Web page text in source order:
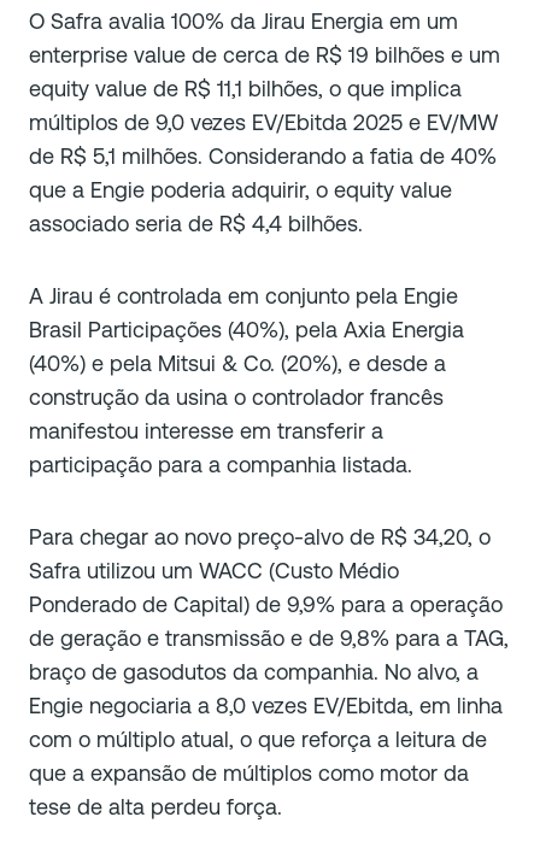
O Safra avalia 100% da Jirau Energia em um
enterprise value de cerca de R$ 19 bilhões e um
equity value de R$ 11,1 bilhões, o que implica
múltiplos de 9,0 vezes EV/Ebitda 2025 e EV/MW
de R$ 5,1 milhões. Considerando a fatia de 40%
que a Engie poderia adquirir, o equity value
associado seria de R$ 4,4 bilhões.
A Jirau é controlada em conjunto pela Engie
Brasil Participações (40%), pela Axia Energia
(40%) e pela Mitsui & Co. (20%), e desde a
construção da usina o controlador francês
manifestou interesse em transferir a
participação para a companhia listada.
Para chegar ao novo preço-alvo de R$ 34,20, o
Safra utilizou um WACC (Custo Médio
Ponderado de Capital) de 9,9% para a operação
de geração e transmissão e de 9,8% para a TAG,
braço de gasodutos da companhia. No alvo, a
Engie negociaria a 8,0 vezes EV/Ebitda, em linha
com o múltiplo atual, o que reforça a leitura de
que a expansão de múltiplos como motor da
tese de alta perdeu força.